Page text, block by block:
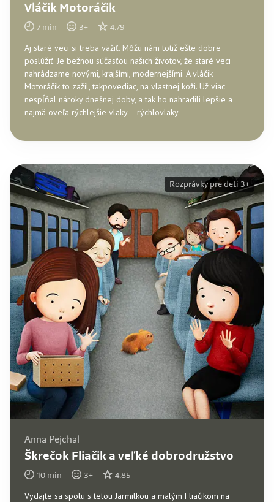
Vláčik Motoráčik
7 min 3+ 4.79
Aj staré veci si treba vážiť. Môžu nám totiž ešte dobre
poslúžiť. Je bežnou súčasťou našich životov, že staré veci
nahrádzame novými, krajšími, modernejšími. A vláčik
Motoráčik to zažil, takpovediac, na vlastnej koži. Už viac
nespĺňal nároky dnešnej doby, a tak ho nahradili lepšie a
najmä oveľa rýchlejšie vlaky – rýchlovlaky.
Anna Pejchal
Škrečok Fliačik a veľké dobrodružstvo
10 min 3+ 4.85
Vydajte sa spolu s tetou Jarmilkou a malým Fliačikom na
Rozprávky pre deti 3+